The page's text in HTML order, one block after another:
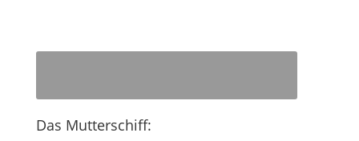
Das Mutterschiff: